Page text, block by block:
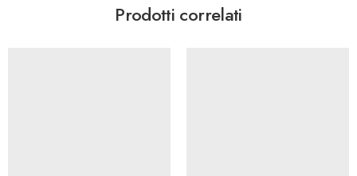
Prodotti correlati